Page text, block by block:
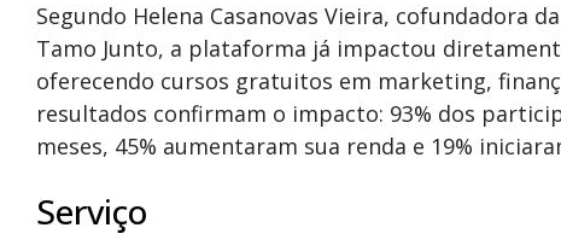
Segundo Helena Casanovas Vieira, cofundadora
Tamo Junto, a plataforma já impactou
oferecendo cursos gratuitos em marketing,
resultados confirmam o impacto: 93% dos
meses, 45% aumentaram sua renda e 19%
Serviço